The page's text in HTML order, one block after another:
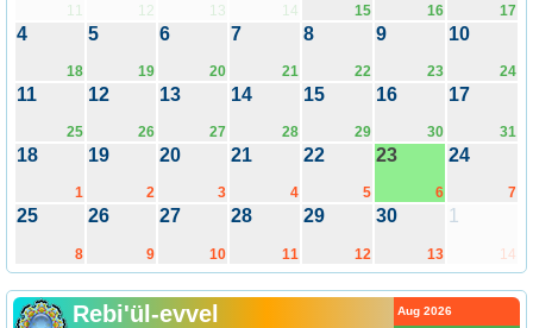
11 12 13 14 15 16 17
4
18
5
19
6
20
7
21
8
22
9
23
10
24
11
25
12
26
13
27
14
28
15
29
16
30
17
31
18
1
19
2
20
3
21
4
22
5
23
6
24
7
25
8
26
9
27
10
28
11
29
12
30
13
1
14
Rebi'ül-evvel Aug 2026